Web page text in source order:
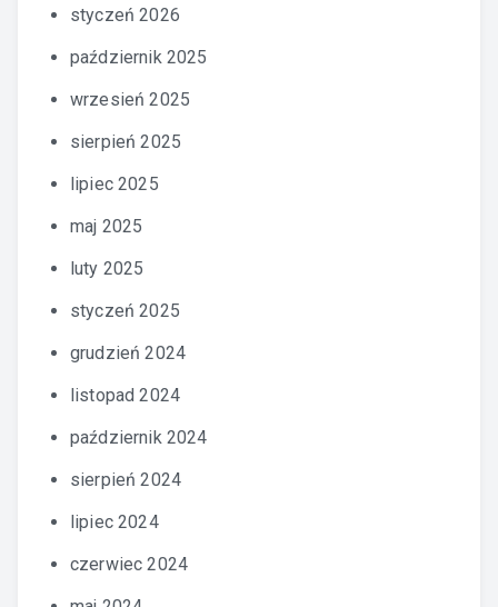
styczeń 2026
październik 2025
wrzesień 2025
sierpień 2025
lipiec 2025
maj 2025
luty 2025
styczeń 2025
grudzień 2024
listopad 2024
październik 2024
sierpień 2024
lipiec 2024
czerwiec 2024